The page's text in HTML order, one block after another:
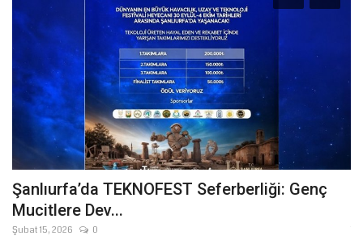
Şanlıurfa’da TEKNOFEST Seferberliği: Genç
Mucitlere Dev...
Şubat 15, 2026 0